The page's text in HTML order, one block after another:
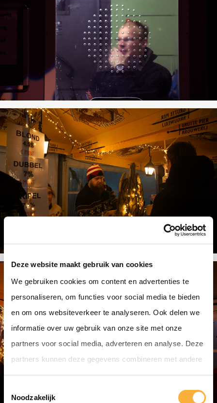
Deze website maakt gebruik van cookies
We gebruiken cookies om content en advertenties te
personaliseren, om functies voor social media te bieden
en om ons websiteverkeer te analyseren. Ook delen we
informatie over uw gebruik van onze site met onze
partners voor social media, adverteren en analyse. Deze
partners kunnen deze gegevens combineren met andere
informatie die u aan ze heeft verstrekt of die ze hebben
verzameld op basis van uw gebruik van hun services.
Noodzakelijk